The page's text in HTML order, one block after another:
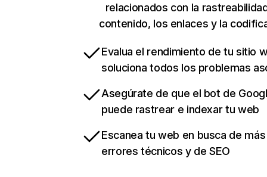
relacionados con la
contenido, los enlaces y la
Evalua el rendimiento de tu sitio
soluciona todos los problemas
Asegúrate de que el bot de
puede rastrear e indexar tu web
Escanea tu web en busca de
errores técnicos y de SEO